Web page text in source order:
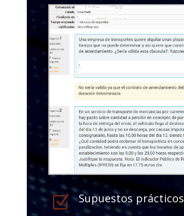
Z Supuestos prácticos